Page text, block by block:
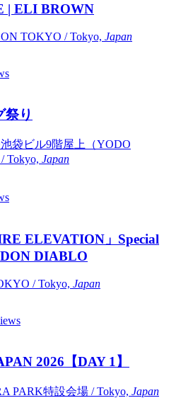
| ELI BROWN
TOKYO / Tokyo, Japan
祭り
袋ビル9階屋上（YODO
Tokyo, Japan
ELEVATION」Special
DIABLO
/ Tokyo, Japan
2026【DAY 1】
PARK特設会場 / Tokyo, Japan